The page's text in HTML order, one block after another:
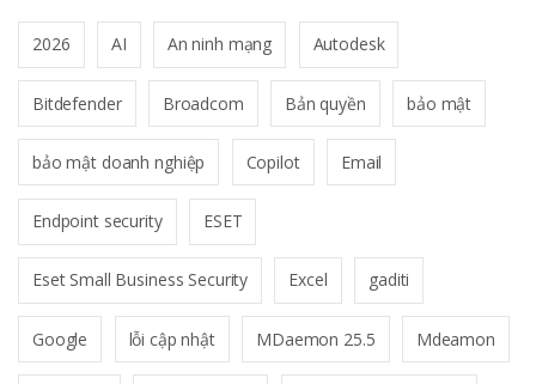
2026 AI An ninh mạng Autodesk
Bitdefender Broadcom Bản quyền bảo mật
bảo mật doanh nghiệp Copilot Email
Endpoint security ESET
Eset Small Business Security Excel gaditi
Google lỗi cập nhật MDaemon 25.5 Mdeamon